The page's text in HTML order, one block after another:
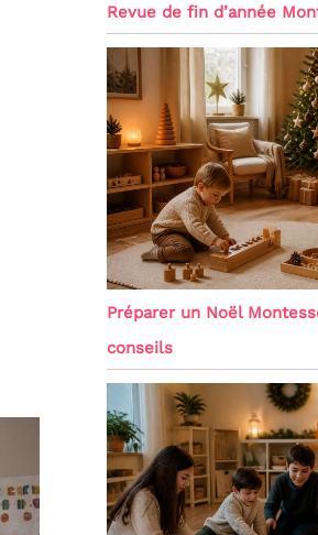
Revue de fin d’année
Préparer un Noël
conseils